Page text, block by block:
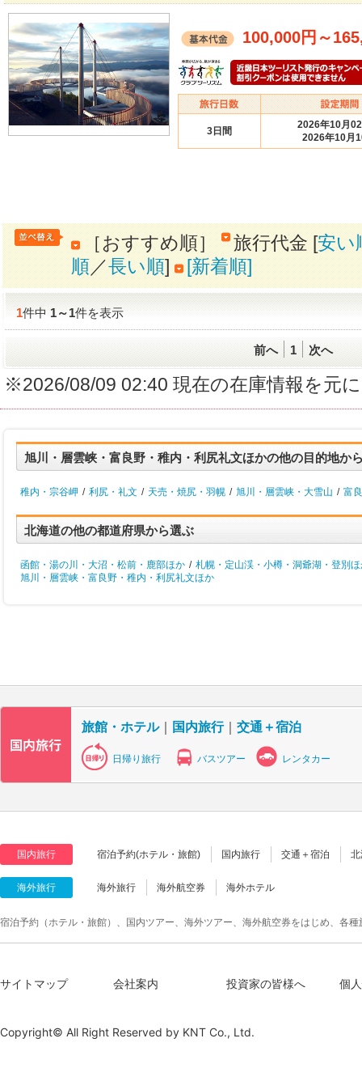
100,000円 ～
3日間
2026年10月
2026年10月
［おすすめ順］ 旅行代金 [安い
順／長い順] [新着順]
1件中1～1件を表示
前へ 1 次へ
※2026/08/09 02:40 現在の在庫情報を元
旭川・層雲峡・富良野・稚内・利尻礼文ほかの他の目的地か
稚内・宗谷岬 / 利尻・礼文 / 天売・焼尻・羽幌 / 旭川・層雲峡・大雪山 / 富
北海道の他の都道府県から選ぶ
函館・湯の川・大沼・松前・鹿部ほか / 札幌・定山渓・小樽・洞爺湖・登別
旭川・層雲峡・富良野・稚内・利尻礼文ほか
旅館・ホテル｜ 国内旅行｜ 交通＋宿泊
日帰り旅行 バスツアー レンタカー
国内旅行 宿泊予約(ホテル・旅館) 国内旅行 交通＋宿泊
海外旅行 海外旅行 海外航空券 海外ホテル
宿泊予約（ホテル・旅館）、国内ツアー、海外ツアー、海外航空券をはじめ、各
サイトマップ 会社案内 投資家の皆様へ 個
Copyright© All Right Reserved by KNT Co., Ltd.